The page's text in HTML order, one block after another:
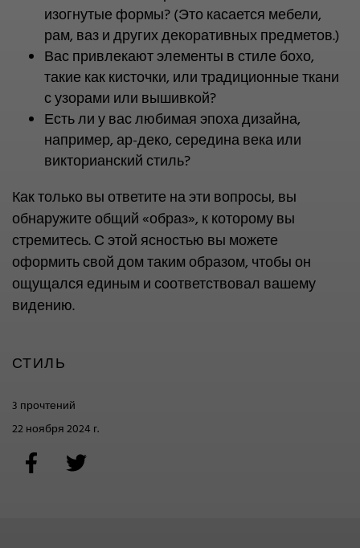
изогнутые формы? (Это касается мебели,
рам, ваз и других декоративных предметов.)
Вас привлекают элементы в стиле бохо,
такие как кисточки, или традиционные ткани
с узорами или вышивкой?
Есть ли у вас любимая эпоха дизайна,
например, ар-деко, середина века или
викторианский стиль?
Как только вы ответите на эти вопросы, вы
обнаружите общий «образ», к которому вы
стремитесь. С этой ясностью вы можете
оформить свой дом таким образом, чтобы он
ощущался единым и соответствовал вашему
видению.
СТИЛЬ
3 прочтений
22 ноября 2024 г.